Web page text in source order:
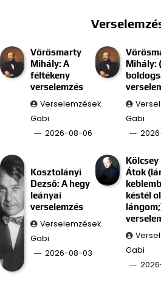
Vörösmarty
Mihály: A
féltékeny
verselemzés
Verselemzések
Gabi
2026-08-06
Mihály:
Gabi
Kosztolányi
Dezső: A hegy
leányai
verselemzés
Verselemzések
Gabi
2026-08-03
Kölcsey
Átok
késtél
Gabi